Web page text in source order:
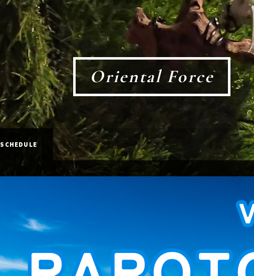
Oriental Force
SCHEDULE